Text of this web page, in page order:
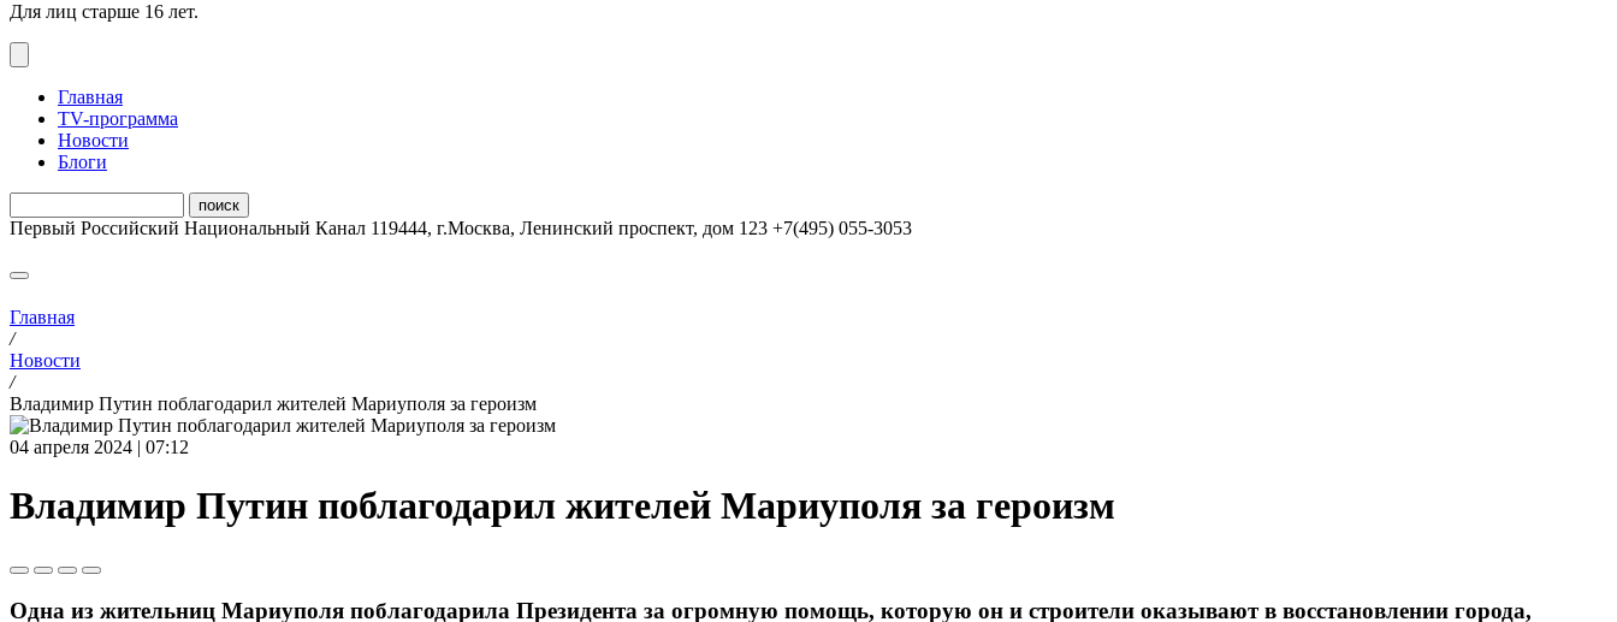
Для лиц старше 16 лет.
Главная
ТV-программа
Новости
Блоги
Первый Российский Национальный Канал 119444, г.Москва, Ленинский проспект, дом 123 +7(495) 055-3053
Главная
/
Новости
/
Владимир Путин поблагодарил жителей Мариуполя за героизм
04 апреля 2024 | 07:12
Владимир Путин поблагодарил жителей Мариуполя за героизм
Одна из жительниц Мариуполя поблагодарила Президента за огромную помощь, которую он и строители оказывают в восстановлении города,